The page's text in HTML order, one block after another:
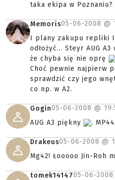
taka ekipa w
Memoris05-06-2008 @
I plany zakupu repliki
odłożyć... Steyr AUG
że chyba się nie oprę
Choć pewnie najpierw
sprawdzić czy jego
co np. w A2.
Gogin05-06-2008 @
AUG A3 piękny
.
Drakeus05-06-2008 @
Mg42! Łooooo Jin-Roh
tomek1414705-06-2008